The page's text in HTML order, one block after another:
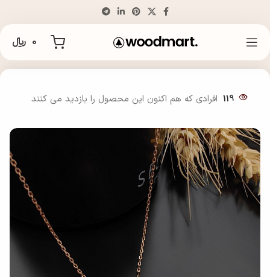
0 ﷼
119 افرادی که هم اکنون این محصول را بازدید می کنند